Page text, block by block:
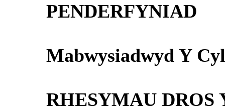
PENDERFYNIAD
Mabwysiadwyd Y
RHESYMAU DROS